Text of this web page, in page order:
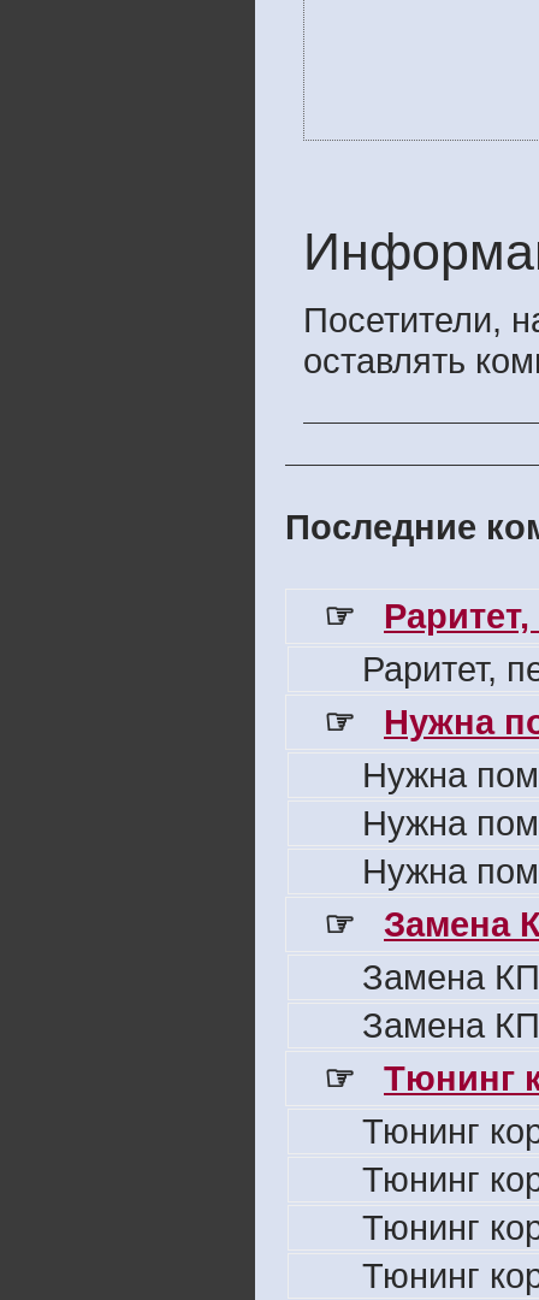
Посетители,
оставлять
Последние
☞
Раритет,
☞
Нужна
Нужна
Нужна
Нужна
☞
Замена
Замена
Замена
☞
Тюнинг
Тюнинг
Тюнинг
Тюнинг
Тюнинг